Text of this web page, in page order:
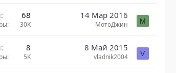
68
30K
14 Мар 2016
МотоДжин М
8
5K
8 Май 2015
vladnik2004 V